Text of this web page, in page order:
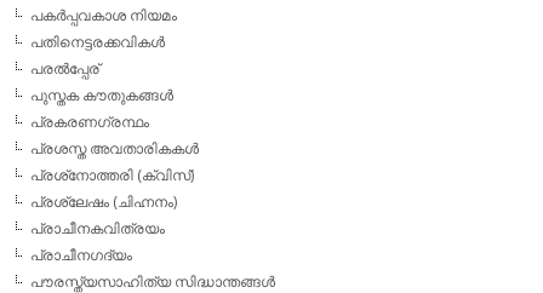
പകര്‍പ്പവകാശ നിയമം
പതിനെട്ടരക്കവികള്‍
പരല്‍പ്പേര്
പുസ്തക കൗതുകങ്ങള്‍
പ്രകരണഗ്രന്ഥം
പ്രശസ്ത അവതാരികകള്‍
പ്രശ്‌നോത്തരി (ക്വിസ്)
പ്രശ്ലേഷം (ചിഹ്നനം)
പ്രാചീനകവിത്രയം
പ്രാചീനഗദ്യം
പൗരസ്ത്യസാഹിത്യ സിദ്ധാന്തങ്ങള്‍